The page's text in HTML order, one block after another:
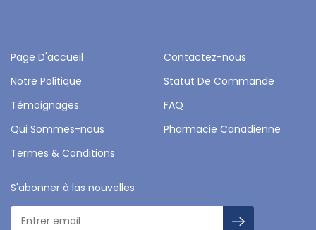
Page D'accueil
Contactez-nous
Notre Politique
Statut De Commande
Témoignages
FAQ
Qui Sommes-nous
Pharmacie Canadienne
Termes & Conditions
S'abonner à las nouvelles